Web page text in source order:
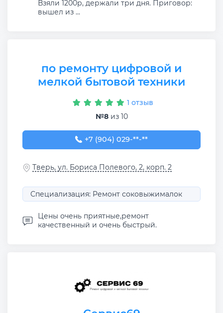
Взяли 1200р, держали три дня. Приговор:
вышел из ...
по ремонту цифровой и
мелкой бытовой техники
1 отзыв
№8из 10
+7 (904) 029-38-94
+7 (904) 029-**-**
Тверь, ул. Бориса Полевого, 2, корп. 2
Специализация: Ремонт соковыжималок
Цены очень приятные,ремонт
качественный и очень быстрый.